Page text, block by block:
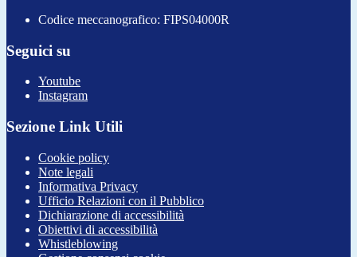
Codice meccanografico: FIPS04000R
Seguici su
Youtube
Instagram
Sezione Link Utili
Cookie policy
Note legali
Informativa Privacy
Ufficio Relazioni con il Pubblico
Dichiarazione di accessibilità
Obiettivi di accessibilità
Whistleblowing